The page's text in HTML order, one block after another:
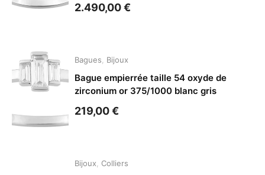
2.490,00€
Bagues Bijoux
Bague empierrée taille 54 oxyde de
zirconium or 375/1000 blanc gris
219,00€
Bijoux Colliers